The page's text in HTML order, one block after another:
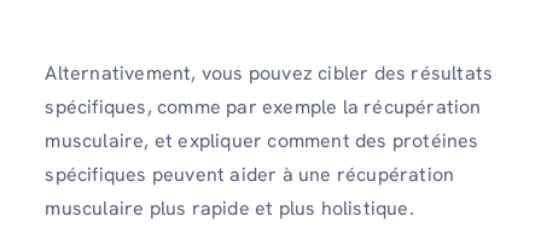
Alternativement, vous pouvez cibler des résultats
spécifiques, comme par exemple la récupération
musculaire, et expliquer comment des protéines
spécifiques peuvent aider à une récupération
musculaire plus rapide et plus holistique.